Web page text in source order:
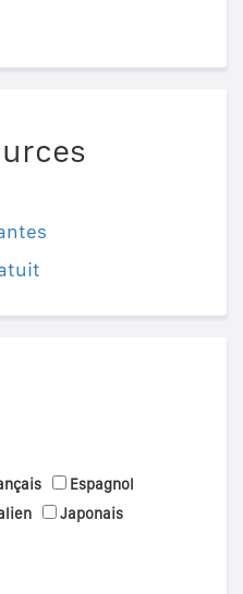
Espagnol
Japonais